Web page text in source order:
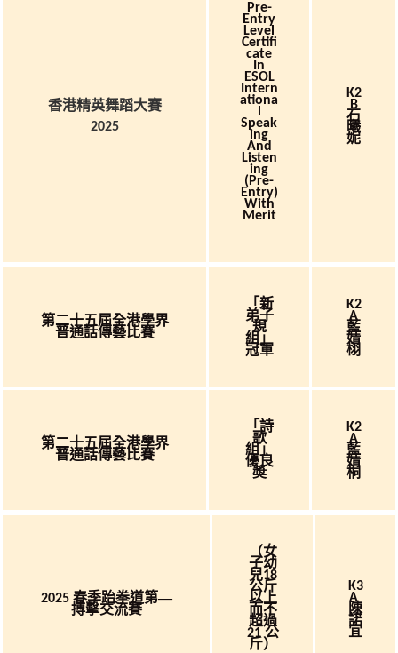
香港精英舞蹈大賽
2025
Pre-
Entry
Level
Certifi
Cate
In
ESOL
Intern
Ationa
L
Speak
Ing
And
Listen
Ing
(Pre-
Entry)
With
Merit
K2
B
石
曦
妮
第二十五屆全港學界
普通話傳藝比賽
「新
弟子
規
組」
冠軍
K2
A
藍
婧
栩
第二十五屆全港學界
普通話傳藝比賽
「詩
歌
組」
優良
奬
K2
A
藍
婧
桐
2025 春季跆拳道第—
搏擊交流賽
（女
子幼
兒18
公斤
以上
而不
超過
21公
斤）
K3
A
陳
諾
宜